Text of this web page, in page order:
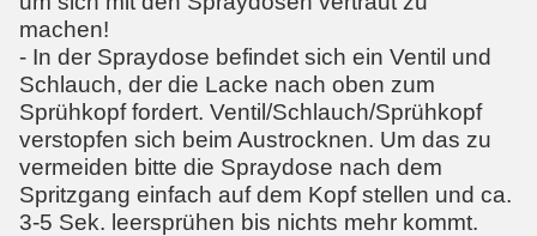
machen!
- In der Spraydose befindet sich ein Ventil und
Schlauch, der die Lacke nach oben zum
Sprühkopf fordert. Ventil/Schlauch/Sprühkopf
verstopfen sich beim Austrocknen. Um das zu
vermeiden bitte die Spraydose nach dem
Spritzgang einfach auf dem Kopf stellen und ca.
3-5 Sek. leersprühen bis nichts mehr kommt.